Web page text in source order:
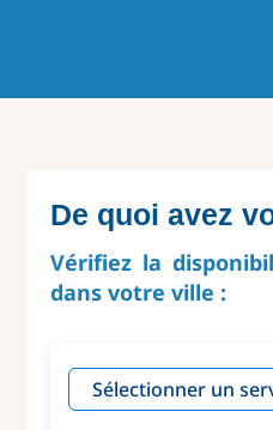
De quoi avez
Vérifiez la
dans votre ville :